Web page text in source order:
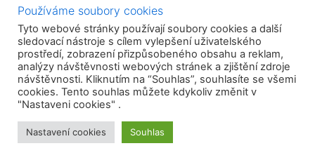
IČ: 254 11 357
+420 311 671 768
info@ginzel.cz
Zobrazit mapu
Používáme soubory cookies
Tyto webové stránky používají soubory cookies a další
sledovací nástroje s cílem vylepšení uživatelského
prostředí, zobrazení přizpůsobeného obsahu a reklam,
analýzy návštěvnosti webových stránek a zjištění zdroje
návštěvnosti. Kliknutím na “Souhlas”, souhlasíte se všemi
cookies. Tento souhlas můžete kdykoliv změnit v
"Nastaveni cookies" .
Nastavení cookies Souhlas